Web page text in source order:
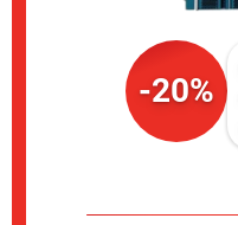
-20%